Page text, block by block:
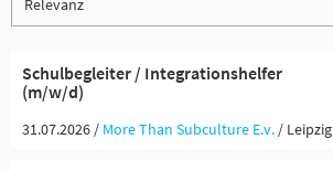
Schulbegleiter / Integrationshelfer
(m/w/d)
31.07.2026 / More Than Subculture E.v. / Leipzig